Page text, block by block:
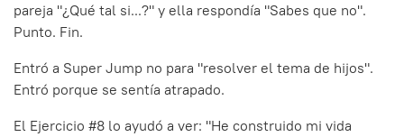
pareja "¿Qué tal si...?" y ella respondía "Sabes que no".
Punto. Fin.
Entró a Super Jump no para "resolver el tema de hijos".
Entró porque se sentía atrapado.
El Ejercicio #8 lo ayudó a ver: "He construido mi vida